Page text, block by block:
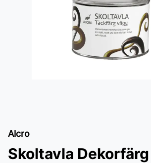
Alcro
Skoltavla Dekorfärg